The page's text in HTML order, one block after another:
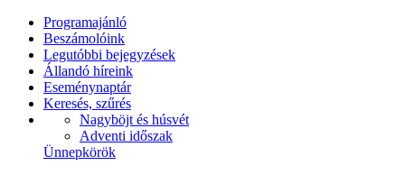
Programajánló
Beszámolóink
Legutóbbi bejegyzések
Állandó híreink
Eseménynaptár
Keresés, szűrés
Nagyböjt és húsvét
Adventi időszak
Ünnepkörök